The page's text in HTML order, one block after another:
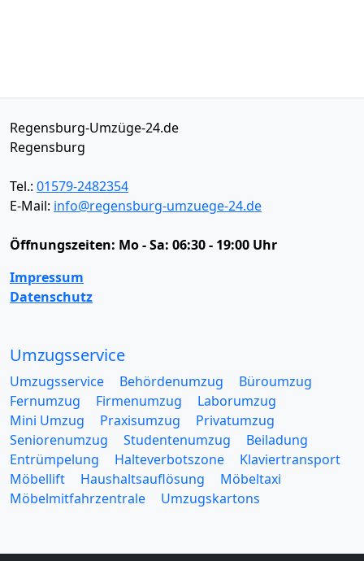
Regensburg-Umzüge-24.de
Regensburg
Tel.: 01579-2482354
E-Mail: info@regensburg-umzuege-24.de
Öffnungszeiten: Mo - Sa: 06:30 - 19:00 Uhr
Impressum
Datenschutz
Umzugsservice
Umzugsservice Behördenumzug
Büroumzug
Fernumzug
Firmenumzug
Laborumzug
Mini Umzug
Praxisumzug
Privatumzug
Seniorenumzug
Studentenumzug
Beiladung
Entrümpelung
Halteverbotszone
Klaviertransport
Möbellift
Haushaltsauflösung
Möbeltaxi
Möbelmitfahrzentrale
Umzugskartons